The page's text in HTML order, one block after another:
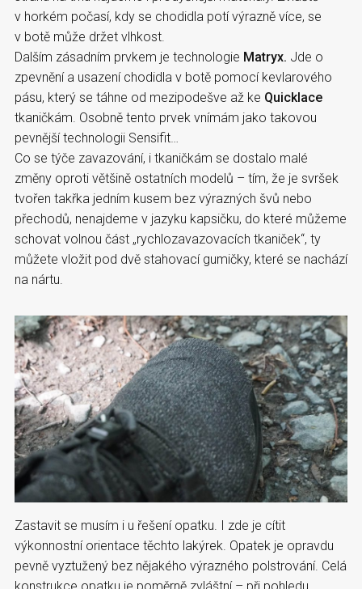
v horkém počasí, kdy se chodidla potí výrazně více, se
v botě může držet vlhkost.
Dalším zásadním prvkem je technologie Matryx. Jde o
zpevnění a usazení chodidla v botě pomocí kevlarového
pásu, který se táhne od mezipodešve až ke Quicklace
tkaničkám. Osobně tento prvek vnímám jako takovou
pevnější technologii Sensifit…
Co se týče zavazování, i tkaničkám se dostalo malé
změny oproti většině ostatních modelů – tím, že je svršek
tvořen takřka jedním kusem bez výrazných švů nebo
přechodů, nenajdeme v jazyku kapsičku, do které můžeme
schovat volnou část „rychlozavazovacích tkaniček“, ty
můžete vložit pod dvě stahovací gumičky, které se nachází
na nártu.
Zastavit se musím i u řešení opatku. I zde je cítit
výkonnostní orientace těchto lakýrek. Opatek je opravdu
pevně vyztužený bez nějakého výrazného polstrování. Celá